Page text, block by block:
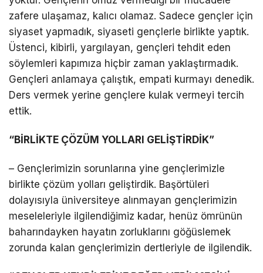
zafere ulaşamaz, kalıcı olamaz. Sadece gençler için
siyaset yapmadık, siyaseti gençlerle birlikte yaptık.
Üstenci, kibirli, yargılayan, gençleri tehdit eden
söylemleri kapımıza hiçbir zaman yaklaştırmadık.
Gençleri anlamaya çalıştık, empati kurmayı denedik.
Ders vermek yerine gençlere kulak vermeyi tercih
ettik.
“BİRLİKTE ÇÖZÜM YOLLARI GELİŞTİRDİK”
– Gençlerimizin sorunlarına yine gençlerimizle
birlikte çözüm yolları geliştirdik. Başörtüleri
dolayısıyla üniversiteye alınmayan gençlerimizin
meseleleriyle ilgilendiğimiz kadar, henüz ömrünün
baharındayken hayatın zorluklarını göğüslemek
zorunda kalan gençlerimizin dertleriyle de ilgilendik.